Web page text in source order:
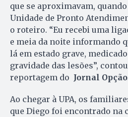
que se aproximavam,
Unidade de Pronto
o roteiro. “Eu recebi uma
e meia da noite informando
lá em estado grave,
gravidade das lesões”,
reportagem do Jornal Opção
Ao chegar à UPA, os
que Diego foi encontrado na